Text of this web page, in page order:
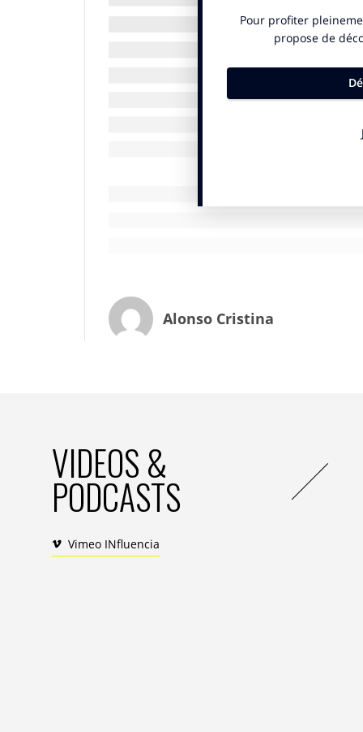
ans. Car de fait ici, le joueur fait
histoires sont celles du dépassement de
Madrazo, Sandro Salgueiro, Wendy Ida
mieux que Rafa Nadal, qui a une fois de
nouveau triomphe… et ses 20 tournois
Garrido Tomé patron de l’image et de la
des pays comme le Pérou, le Brésil, le
pour la recherche de ces histoires
«Jusqu’à présent, les campagnes de
localement, mais compte tenu du
primordial d’aborder le territoire de la
unique pour tous nos pays, adaptée
portugais brésilien) avec des accents
réseaux sociaux et des contenus
Par ailleurs, Carlos Costa, ancien joueur
du tennisman est évidemment un
son image à Nike, aux montres Richard
à la Banque Santander. En 2019, le
Alonso Cristina
VIDEOS &
PODCASTS
Vimeo INfluencia